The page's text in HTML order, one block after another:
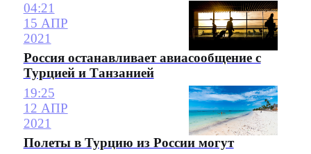
04:21
15 АПР
2021
Россия останавливает авиасообщение с
Турцией и Танзанией
19:25
12 АПР
2021
Полеты в Турцию из России могут